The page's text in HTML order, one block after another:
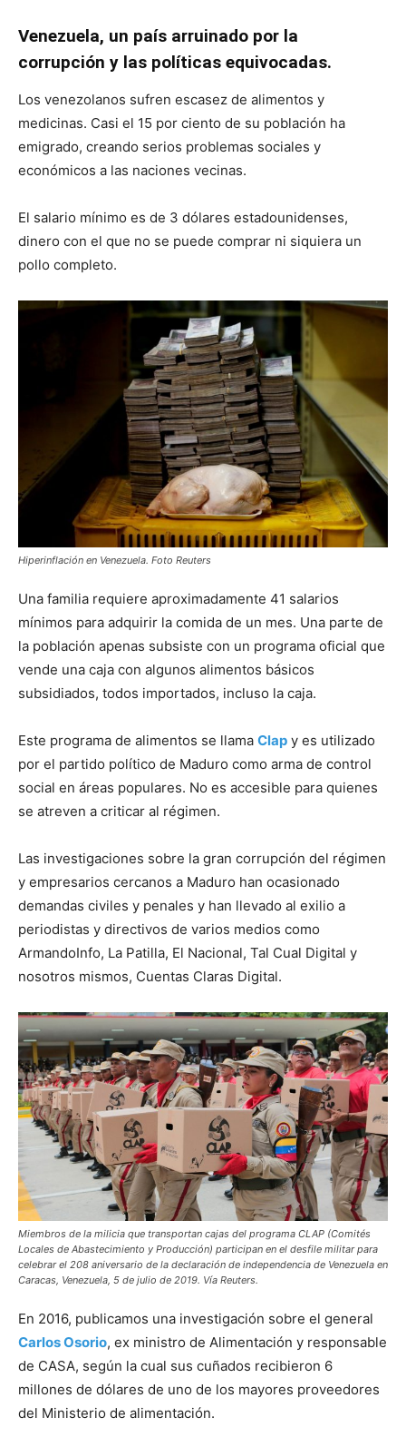
Venezuela, un país arruinado por la
corrupción y las políticas equivocadas.
Los venezolanos sufren escasez de alimentos y
medicinas. Casi el 15 por ciento de su población ha
emigrado, creando serios problemas sociales y
económicos a las naciones vecinas.
El salario mínimo es de 3 dólares estadounidenses,
dinero con el que no se puede comprar ni siquiera un
pollo completo.
Hiperinflación en Venezuela. Foto Reuters
Una familia requiere aproximadamente 41 salarios
mínimos para adquirir la comida de un mes. Una parte de
la población apenas subsiste con un programa oficial que
vende una caja con algunos alimentos básicos
subsidiados, todos importados, incluso la caja.
Este programa de alimentos se llama Clap y es utilizado
por el partido político de Maduro como arma de control
social en áreas populares. No es accesible para quienes
se atreven a criticar al régimen.
Las investigaciones sobre la gran corrupción del régimen
y empresarios cercanos a Maduro han ocasionado
demandas civiles y penales y han llevado al exilio a
periodistas y directivos de varios medios como
ArmandoInfo, La Patilla, El Nacional, Tal Cual Digital y
nosotros mismos, Cuentas Claras Digital.
Miembros de la milicia que transportan cajas del programa CLAP (Comités
Locales de Abastecimiento y Producción) participan en el desfile militar para
celebrar el 208 aniversario de la declaración de independencia de Venezuela en
Caracas, Venezuela, 5 de julio de 2019. Vía Reuters.
En 2016, publicamos una investigación sobre el general
Carlos Osorio, ex ministro de Alimentación y responsable
de CASA, según la cual sus cuñados recibieron 6
millones de dólares de uno de los mayores proveedores
del Ministerio de alimentación.